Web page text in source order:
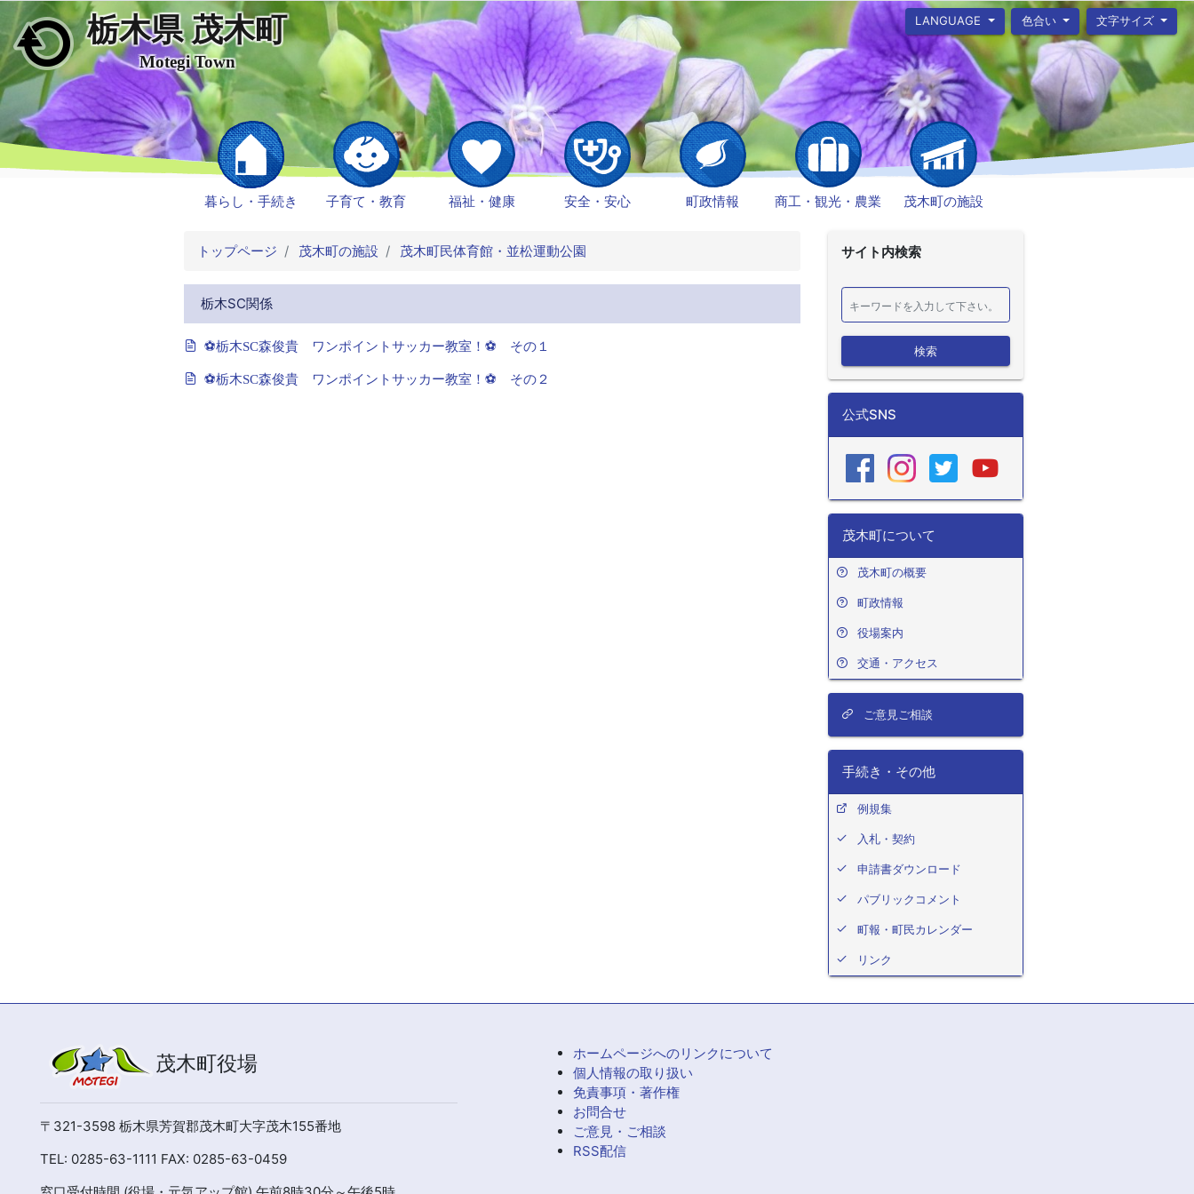
メインコンテンツにスキップ
栃木県 茂木町
Motegi Town
LANGUAGE 色合い 文字サイズ
暮らし・手続き 子育て・教育 福祉・健康 安全・安心 町政情報 商工・観光・農業 茂木町の施設
トップページ 茂木町の施設 茂木町民体育館・並松運動公園
栃木SC関係
⚽栃木SC森俊貴 ワンポイントサッカー教室！⚽ その１
⚽栃木SC森俊貴 ワンポイントサッカー教室！⚽ その２
サイト内検索
検索
公式SNS
茂木町について
茂木町の概要
町政情報
役場案内
交通・アクセス
ご意見ご相談
手続き・その他
例規集
入札・契約
申請書ダウンロード
パブリックコメント
町報・町民カレンダー
リンク
茂木町役場
〒321-3598 栃木県芳賀郡茂木町大字茂木155番地
TEL: 0285-63-1111 FAX: 0285-63-0459
ホームページへのリンクについて
個人情報の取り扱い
免責事項・著作権
お問合せ
ご意見・ご相談
RSS配信